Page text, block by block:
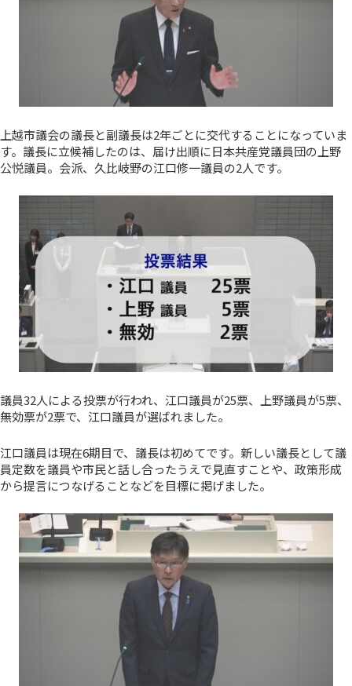
上越市議会の議長と副議長は2年ごとに交代することになっていま
す。議長に立候補したのは、届け出順に日本共産党議員団の上野
公悦議員。会派、久比岐野の江口修一議員の2人です。
議員32人による投票が行われ、江口議員が25票、上野議員が5票、
無効票が2票で、江口議員が選ばれました。
江口議員は現在6期目で、議長は初めてです。新しい議長として議
員定数を議員や市民と話し合ったうえで見直すことや、政策形成
から提言につなげることなどを目標に掲げました。